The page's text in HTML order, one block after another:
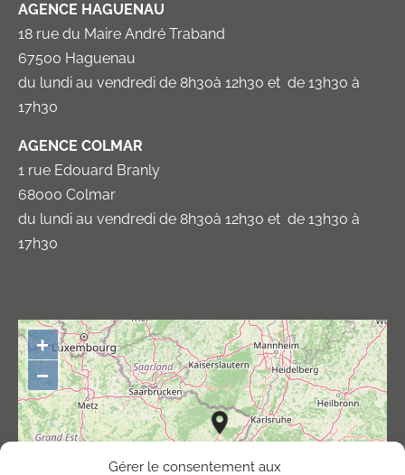
Gérer le consentement aux
AGENCE HAGUENAU
18 rue du Maire André Traband
67500 Haguenau
du lundi au vendredi de 8h30à 12h30 et de 13h30 à
17h30
AGENCE COLMAR
1 rue Edouard Branly
68000 Colmar
du lundi au vendredi de 8h30à 12h30 et de 13h30 à
17h30
+
−